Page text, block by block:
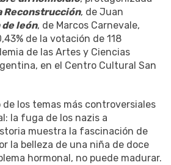
Reconstrucción, de Juan
de león, de Marcos Carnevale,
de la votación de 118
de las Artes y Ciencias
en el Centro Cultural San
los temas más controversiales
la fuga de los nazis a
muestra la fascinación de
la belleza de una niña de doce
hormonal, no puede madurar.